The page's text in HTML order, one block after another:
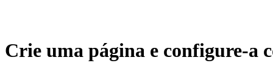
Crie uma página e configure-a